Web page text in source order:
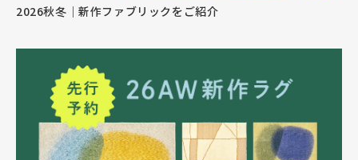
2026秋冬｜新作ファブリックをご紹介